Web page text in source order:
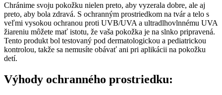
Chránime svoju pokožku nielen preto, aby vyzerala dobre, ale aj
preto, aby bola zdravá. S ochranným prostriedkom na tvár a telo s
veľmi vysokou ochranou proti UVB/UVA a ultradlhovlnnému UVA
žiareniu môžete mať istotu, že vaša pokožka je na slnko pripravená.
Tento produkt bol testovaný pod dermatologickou a pediatrickou
kontrolou, takže sa nemusíte obávať ani pri aplikácii na pokožku
detí.
Výhody ochranného prostriedku: